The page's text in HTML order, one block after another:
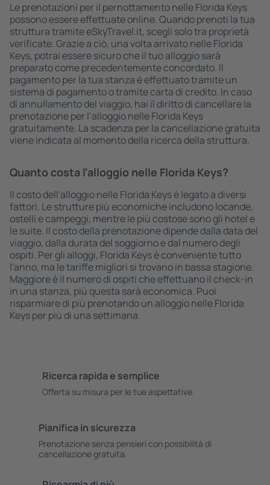
Le prenotazioni per il pernottamento nelle Florida Keys
possono essere effettuate online. Quando prenoti la tua
struttura tramite eSkyTravel.it, scegli solo tra proprietà
verificate. Grazie a ciò, una volta arrivato nelle Florida
Keys, potrai essere sicuro che il tuo alloggio sarà
preparato come precedentemente concordato. Il
pagamento per la tua stanza è effettuato tramite un
sistema di pagamento o tramite carta di credito. In caso
di annullamento del viaggio, hai il diritto di cancellare la
prenotazione per l’alloggio nelle Florida Keys
gratuitamente. La scadenza per la cancellazione gratuita
viene indicata al momento della ricerca della struttura.
Quanto costa l'alloggio nelle Florida Keys?
Il costo dell'alloggio nelle Florida Keys è legato a diversi
fattori. Le strutture più economiche includono locande,
ostelli e campeggi, mentre le più costose sono gli hotel e
le suite. Il costo della prenotazione dipende dalla data del
viaggio, dalla durata del soggiorno e dal numero degli
ospiti. Per gli alloggi, Florida Keys è conveniente tutto
l'anno, ma le tariffe migliori si trovano in bassa stagione.
Maggiore è il numero di ospiti che effettuano il check-in
in una stanza, più questa sarà economica. Puoi
risparmiare di più prenotando un alloggio nelle Florida
Keys per più di una settimana.
Ricerca rapida e semplice
Offerta su misura per le tue aspettative.
Pianifica in sicurezza
Prenotazione senza pensieri con possibilità di
cancellazione gratuita.